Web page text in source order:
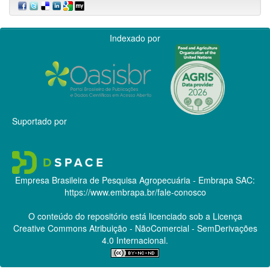
Indexado por
Suportado por
Empresa Brasileira de Pesquisa Agropecuária - Embrapa SAC:
https://www.embrapa.br/fale-conosco
O conteúdo do repositório está licenciado sob a Licença
Creative CommonsAtribuição - NãoComercial - SemDerivações
4.0 Internacional.